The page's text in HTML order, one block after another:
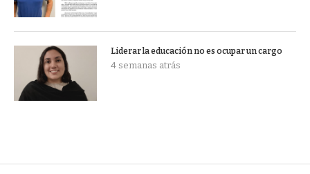
Liderar la educación no es ocupar un cargo
4 semanas atrás